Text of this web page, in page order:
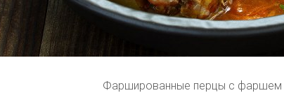
Фаршированные перцы с фаршем